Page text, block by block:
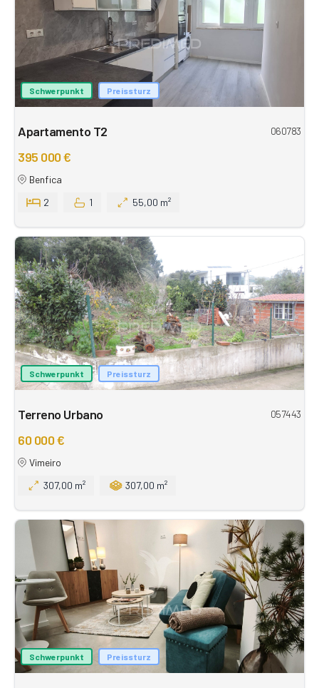
Schwerpunkt Preissturz
Apartamento T2 060783
395 000 €
Benfica
2
1 55,00 m²
Schwerpunkt Preissturz
Terreno Urbano 057443
60 000 €
Vimeiro
307,00 m²
307,00 m²
Schwerpunkt Preissturz